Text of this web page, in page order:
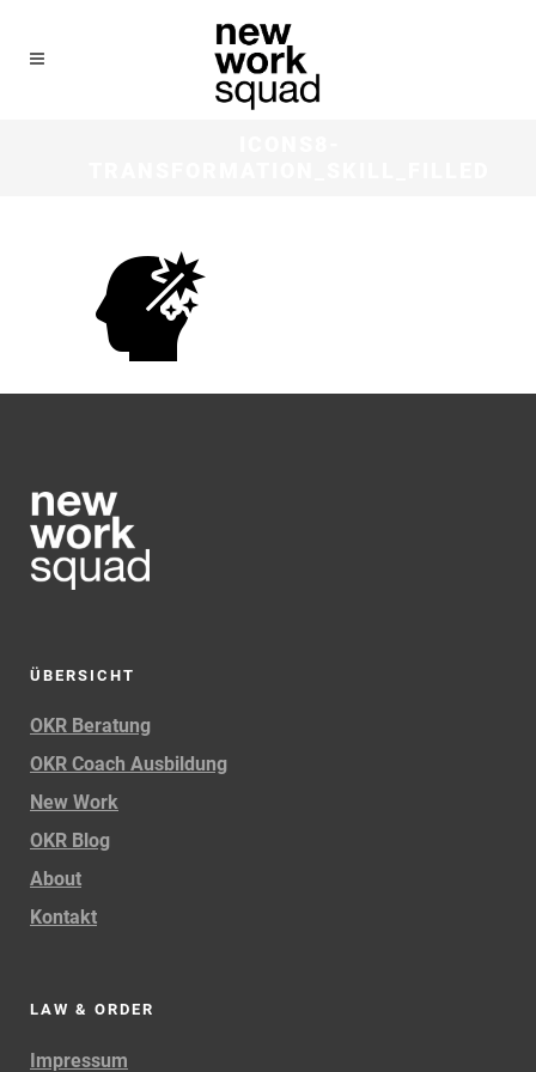
ÜBERSICHT
OKR Beratung
OKR Coach Ausbildung
New Work
OKR Blog
About
Kontakt
LAW & ORDER
Impressum